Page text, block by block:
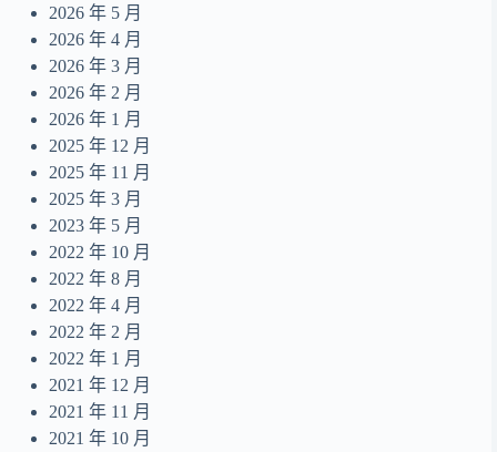
14Summer Dream
15無人之島
16目及皆是你
17摺縫中的夢
18Daydreamer
2026 年 5 月
2026 年 4 月
2026 年 3 月
2026 年 2 月
2026 年 1 月
2025 年 12 月
2025 年 11 月
2025 年 3 月
2023 年 5 月
2022 年 10 月
2022 年 8 月
2022 年 4 月
2022 年 2 月
2022 年 1 月
2021 年 12 月
2021 年 11 月
2021 年 10 月